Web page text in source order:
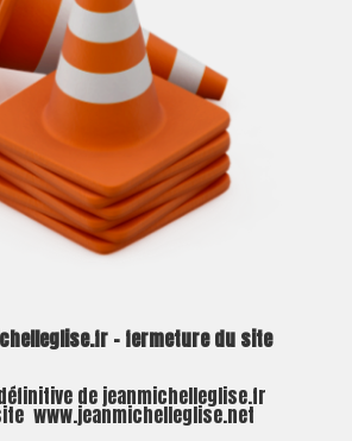
– fermeture du site
de jeanmichelleglise.fr
www.jeanmichelleglise.net